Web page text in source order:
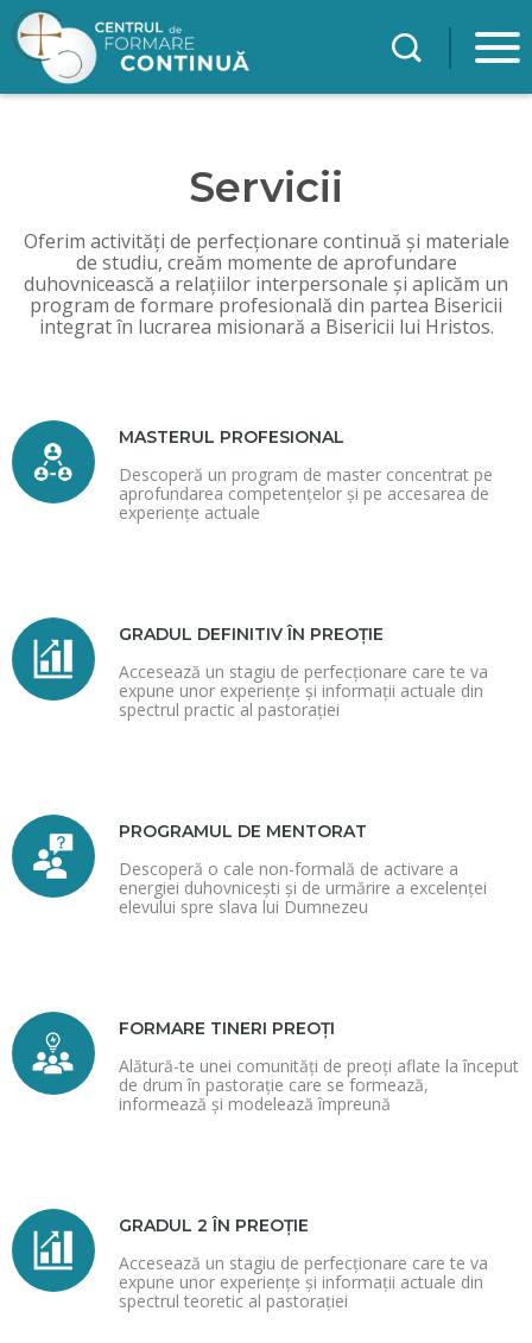
Mergi la conţinutul principal
Servicii
Oferim activități de perfecționare continuă și materiale
de studiu, creăm momente de aprofundare
duhovnicească a relațiilor interpersonale și aplicăm un
program de formare profesională din partea Bisericii
integrat în lucrarea misionară a Bisericii lui Hristos.
MASTERUL PROFESIONAL
Descoperă un program de master concentrat pe
aprofundarea competențelor și pe accesarea de
experiențe actuale
FORMARE TINERI PREOȚI
Alătură-te unei comunități de preoți aflate la început
de drum în pastorație care se formează,
informează și modelează împreună
GRADUL DEFINITIV ÎN PREOȚIE
Accesează un stagiu de perfecționare care te va
expune unor experiențe și informații actuale din
spectrul practic al pastorației
GRADUL 2 ÎN PREOȚIE
Accesează un stagiu de perfecționare care te va
expune unor experiențe și informații actuale din
spectrul teoretic al pastorației
PROGRAMUL DE MENTORAT
Descoperă o cale non-formală de activare a
energiei duhovnicești și de urmărire a excelenței
elevului spre slava lui Dumnezeu